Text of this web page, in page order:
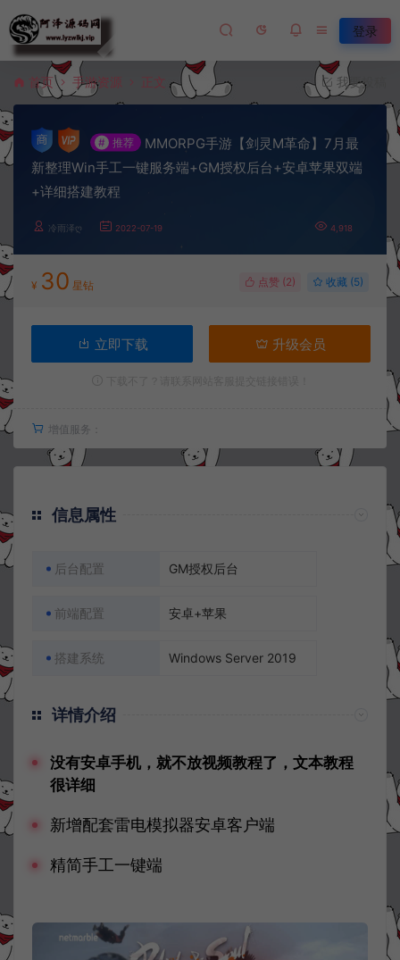
登录
首页 手游资源 正文 我要投稿
# 推荐
MMORPG手游【剑灵M革命】7月最
新整理Win手工一键服务端+GM授权后台+安卓苹果双端
+详细搭建教程
冷雨泽ღ 2022-07-19 4,918
¥ 30 星钻 点赞 (2) 收藏 (5)
立即下载 升级会员
增值服务：
信息属性
后台配置 GM授权后台
前端配置 安卓+苹果
搭建系统 Windows Server 2019
详情介绍
没有安卓手机，就不放视频教程了，文本教程
很详细
新增配套雷电模拟器安卓客户端
精简手工一键端